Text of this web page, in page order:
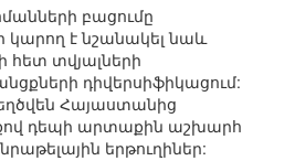
բացումը
է նշանակել նաև
տվյալների
դիվերսիֆիկացում:
Հայաստանից
դեպի արտաքին աշխարհ
երթուղիներ: